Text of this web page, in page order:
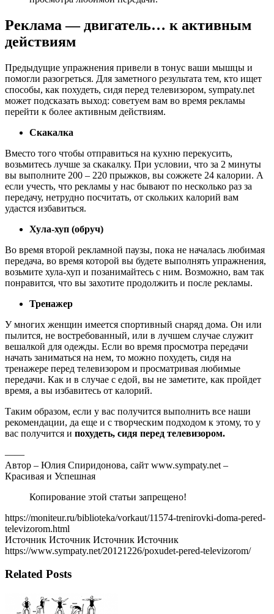
Реклама — двигатель… к активным
действиям
Предыдущие упражнения привели в тонус ваши мышцы и
помогли разогреться. Для заметного результата тем, кто ищет
способы, как похудеть, сидя перед телевизором, sympaty.net
может подсказать выход: советуем вам во время рекламы
перейти к более активным действиям.
Скакалка
Вместо того чтобы отправиться на кухню перекусить,
возьмитесь лучше за скакалку. При условии, что за 2 минуты
вы выполните 200 – 220 прыжков, вы сожжете 24 калории. А
если учесть, что рекламы у нас бывают по несколько раз за
передачу, нетрудно посчитать, от скольких калорий вам
удастся избавиться.
Хула-хуп (обруч)
Во время второй рекламной паузы, пока не началась любимая
передача, во время которой вы будете выполнять упражнения,
возьмите хула-хуп и позанимайтесь с ним. Возможно, вам так
понравится, что вы захотите продолжить и после рекламы.
Тренажер
У многих женщин имеется спортивный снаряд дома. Он или
пылится, не востребованный, или в лучшем случае служит
вешалкой для одежды. Если во время просмотра передачи
начать заниматься на нем, то можно похудеть, сидя на
тренажере перед телевизором и просматривая любимые
передачи. Как и в случае с едой, вы не заметите, как пройдет
время, а вы избавитесь от калорий.
Таким образом, если у вас получится выполнить все наши
рекомендации, да еще и с творческим подходом к этому, то у
вас получится и похудеть, сидя перед телевизором.
——
Автор – Юлия Спиридонова, сайт www.sympaty.net –
Красивая и Успешная
Копирование этой статьи запрещено!
https://moniteur.ru/biblioteka/vorkaut/11574-trenirovki-doma-pered-
televizorom.html
Источник Источник Источник Источник
https://www.sympaty.net/20121226/poxudet-pered-televizorom/
Related Posts